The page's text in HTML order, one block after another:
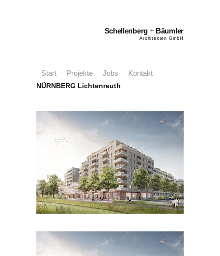
Schellenberg + Bäumler
Architekten GmbH
Start Projekte Jobs
Kontakt
NÜRNBERG Lichtenreuth